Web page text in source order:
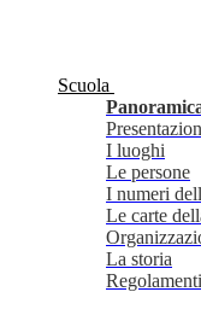
Scuola
I luoghi
Le persone
I numeri
Le carte
La storia
Regolamenti